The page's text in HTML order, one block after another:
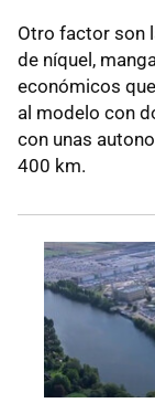
Otro factor son
de níquel,
económicos
al modelo con
con unas
400 km.